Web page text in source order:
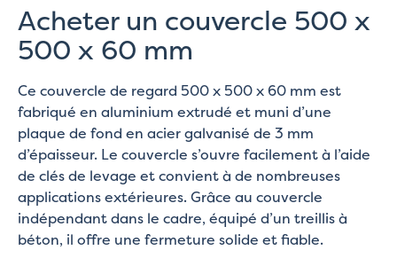
Acheter un couvercle 500 x
500 x 60 mm
Ce couvercle de regard 500 x 500 x 60 mm est
fabriqué en aluminium extrudé et muni d’une
plaque de fond en acier galvanisé de 3 mm
d’épaisseur. Le couvercle s’ouvre facilement à l’aide
de clés de levage et convient à de nombreuses
applications extérieures. Grâce au couvercle
indépendant dans le cadre, équipé d’un treillis à
béton, il offre une fermeture solide et fiable.